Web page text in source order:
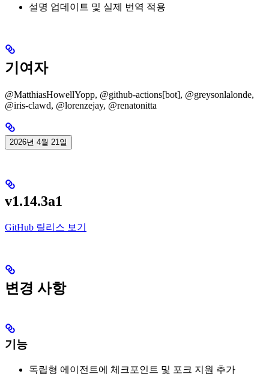
설명 업데이트 및 실제 번역 적용
기여자
@MatthiasHowellYopp, @github-actions[bot], @greysonlalonde,
@iris-clawd, @lorenzejay, @renatonitta
2026년 4월 21일
v1.14.3a1
GitHub 릴리스 보기
변경 사항
기능
독립형 에이전트에 체크포인트 및 포크 지원 추가